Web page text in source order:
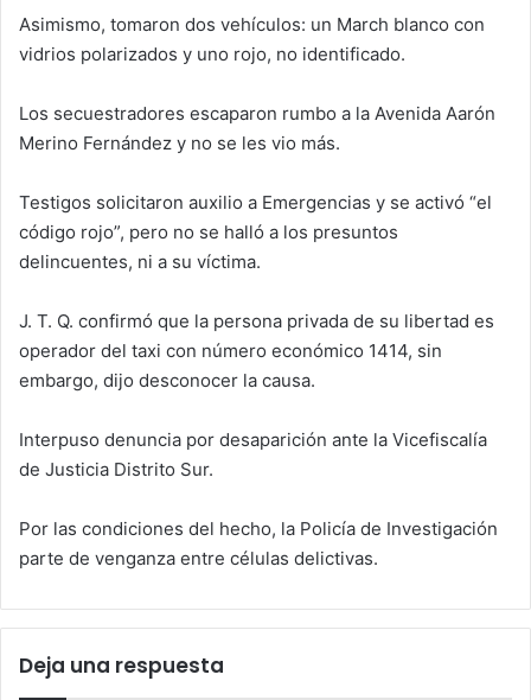
Asimismo, tomaron dos vehículos: un March blanco con
vidrios polarizados y uno rojo, no identificado.
Los secuestradores escaparon rumbo a la Avenida Aarón
Merino Fernández y no se les vio más.
Testigos solicitaron auxilio a Emergencias y se activó “el
código rojo”, pero no se halló a los presuntos
delincuentes, ni a su víctima.
J. T. Q. confirmó que la persona privada de su libertad es
operador del taxi con número económico 1414, sin
embargo, dijo desconocer la causa.
Interpuso denuncia por desaparición ante la Vicefiscalía
de Justicia Distrito Sur.
Por las condiciones del hecho, la Policía de Investigación
parte de venganza entre células delictivas.
Deja una respuesta